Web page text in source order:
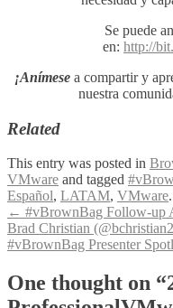
Se puede
en: http://
¡Anímese a compartir y
nuestra
Related
This entry was posted in
VMware and tagged
Español, LATAM, VMware
Post
navigation
← #vBrownBag Follow-up
Brad Christian
#vBrownBag Presenter
One thought on